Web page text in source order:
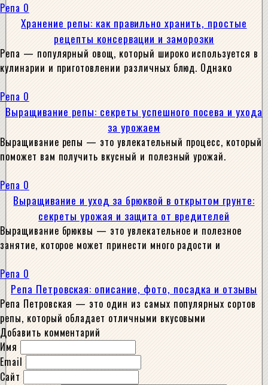
Репа 0
Хранение репы: как правильно хранить, простые
рецепты консервации и заморозки
Репа — популярный овощ, который широко используется в
кулинарии и приготовлении различных блюд. Однако
Репа 0
Выращивание репы: секреты успешного посева и ухода
за урожаем
Выращивание репы — это увлекательный процесс, который
поможет вам получить вкусный и полезный урожай.
Репа 0
Выращивание и уход за брюквой в открытом грунте:
секреты урожая и защита от вредителей
Выращивание брюквы — это увлекательное и полезное
занятие, которое может принести много радости и
Репа 0
Репа Петровская: описание, фото, посадка и отзывы
Репа Петровская — это один из самых популярных сортов
репы, который обладает отличными вкусовыми
Добавить комментарий
Имя
Email
Сайт